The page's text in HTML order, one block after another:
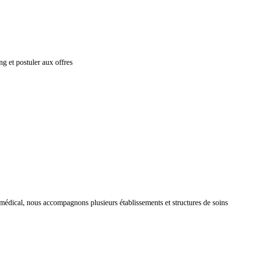
et postuler aux offres
nous accompagnons plusieurs établissements et structures de soins